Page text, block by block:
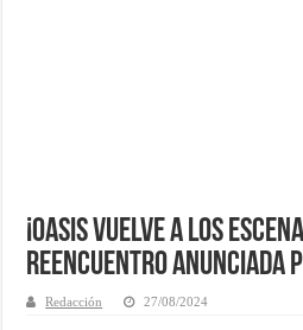
¡Oasis Vuelve a los
Reencuentro Anunciada
Redacción 27/08/2024